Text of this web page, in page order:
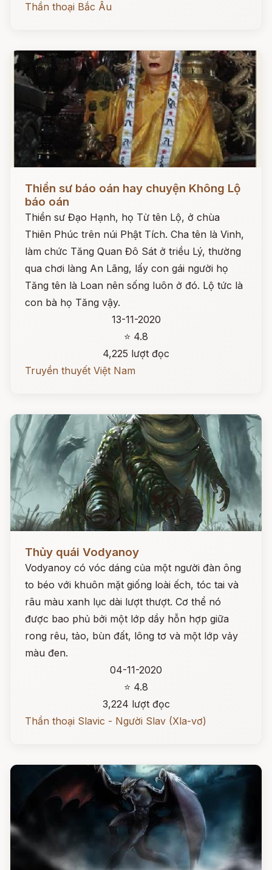
Thần thoại Bắc Âu
Đọc ngay
Thiền sư báo oán hay chuyện Không Lộ
báo oán
Thiền sư Đạo Hạnh, họ Từ tên Lộ, ở chùa
Thiên Phúc trên núi Phật Tích. Cha tên là Vinh,
làm chức Tăng Quan Đô Sát ở triều Lý, thường
qua chơi làng An Lãng, lấy con gái người họ
Tăng tên là Loan nên sống luôn ở đó. Lộ tức là
con bà họ Tăng vậy.
13-11-2020
⭐ 4.8
4,225 lượt đọc
Truyền thuyết Việt Nam
Thủy quái Vodyanoy
Vodyanoy có vóc dáng của một người đàn ông
to béo với khuôn mặt giống loài ếch, tóc tai và
râu màu xanh lục dài lượt thượt. Cơ thể nó
được bao phủ bởi một lớp dầy hỗn hợp giữa
rong rêu, tảo, bùn đất, lông tơ và một lớp vảy
màu đen.
04-11-2020
⭐ 4.8
3,224 lượt đọc
Thần thoại Slavic - Người Slav (Xla-vơ)